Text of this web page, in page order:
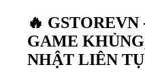
🔥
GAME
NHẬT LIÊN